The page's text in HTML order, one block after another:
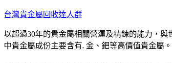
跳
主
要
台灣貴金屬回收達人群
以超過30年的貴金屬相關營運及精鍊的能力，
中貴金屬成份主要含有. 金、鈀等高價值貴金屬。